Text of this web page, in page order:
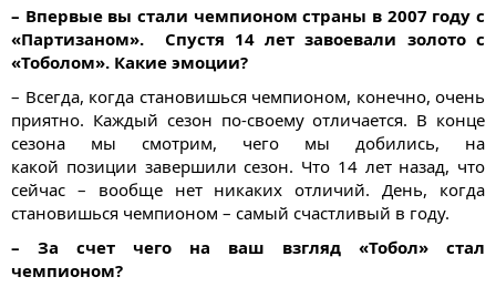
– Впервые вы стали чемпионом страны в 2007 году с
«Партизаном». Спустя 14 лет завоевали золото с
«Тоболом». Какие эмоции?
– Всегда, когда становишься чемпионом, конечно, очень
приятно. Каждый сезон по-своему отличается. В конце
сезона мы смотрим, чего мы добились, на
какой позиции завершили сезон. Что 14 лет назад, что
сейчас – вообще нет никаких отличий. День, когда
становишься чемпионом – самый счастливый в году.
– За счет чего на ваш взгляд «Тобол» стал
чемпионом?